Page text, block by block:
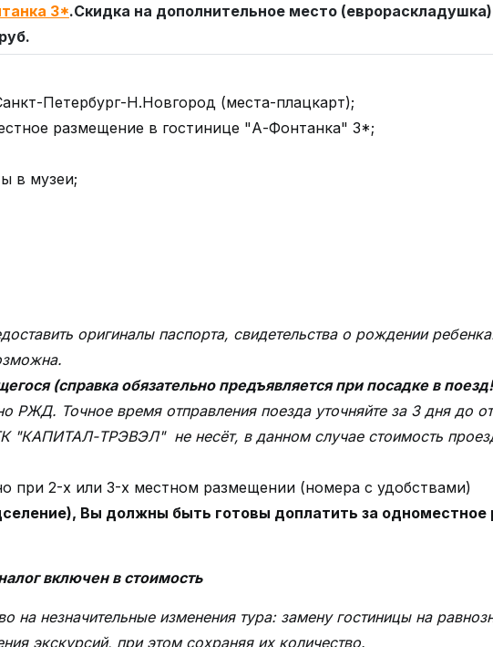
3*.Скидка на дополнительное место
Петербург-Н.Новгород (места-плацкарт);
размещение в гостинице "А-Фонтанка" 3*;
в музеи;
оригиналы паспорта, свидетельства о рождении
(справка обязательно предъявляется при посадке в
Точное время отправления поезда уточняйте за 3 дня до
"КАПИТАЛ-ТРЭВЭЛ" не несёт, в данном случае стоимость
при 2-х или 3-х местном размещении (номера с удобствами)
Вы должны быть готовы доплатить за
включен в стоимость
на незначительные изменения тура: замену гостиницы на
экскурсий, при этом сохраняя их количество.